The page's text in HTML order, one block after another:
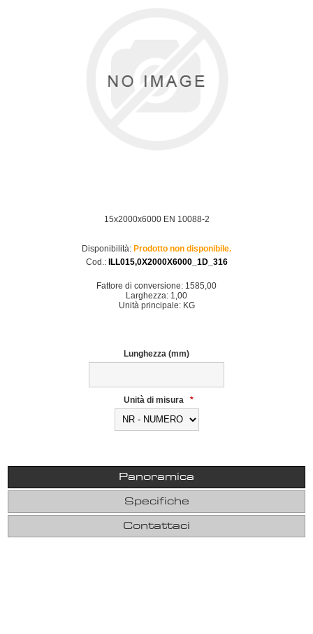
15x2000x6000 EN 10088-2
Disponibilità: Prodotto non disponibile.
Cod.:
ILL015,0X2000X6000_1D_316
Fattore di conversione: 1585,00
Larghezza: 1,00
Unità principale: KG
Lunghezza (mm)
Unità di misura *
Panoramica
Specifiche
Contattaci